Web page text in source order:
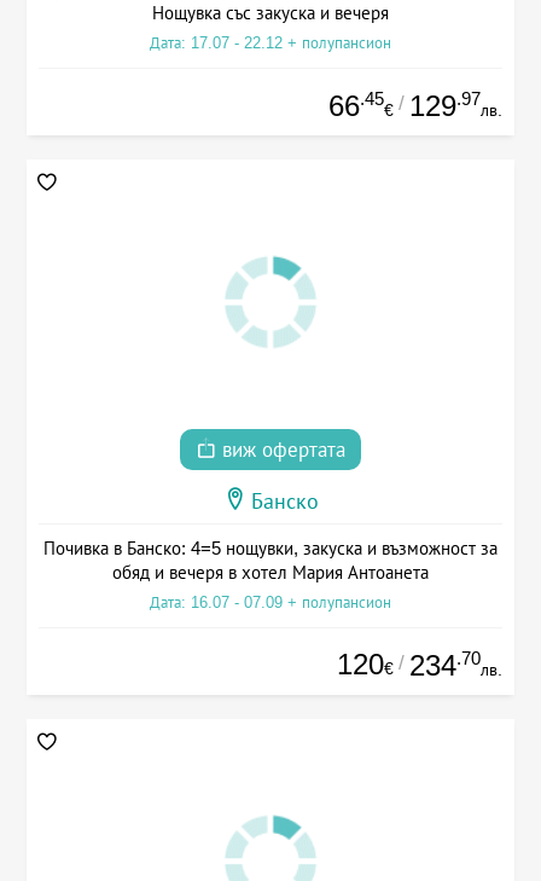
Нощувка със закуска и вечеря
Дата: 17.07 - 22.12 + полупансион
66.45
€ / 129.97
лв.
виж офертата
Банско
Почивка в Банско: 4=5 нощувки, закуска и възможност за
обяд и вечеря в хотел Мария Антоанета
Дата: 16.07 - 07.09 + полупансион
120€ / 234.70
лв.